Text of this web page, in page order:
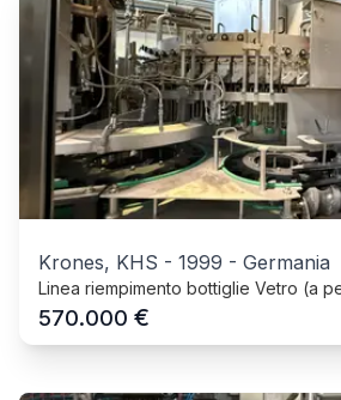
Krones, KHS - 1999 - Germania
Linea riempimento bottiglie Vetro (a
570.000 €